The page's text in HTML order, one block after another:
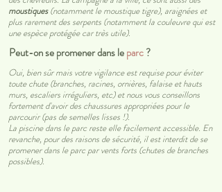
moustiques(notamment le moustique tigre), araignées et
plus rarement des serpents (notamment la couleuvre qui est
une espèce protégée car très utile).
Peut-on se promener dans leparc?
Oui, bien sûr mais votre vigilance est requise pour éviter
toute chute (branches, racines, ornières, falaise et hauts
murs, escaliers irréguliers, etc) et nous vous conseillons
fortement d'avoir des chaussures appropriées pour le
parcourir (pas de semelles lisses !).
La piscine dans le parc reste elle facilement accessible. En
revanche, pour des raisons de sécurité, il est interdit de se
promener dans le parc par vents forts (chutes de branches
possibles).